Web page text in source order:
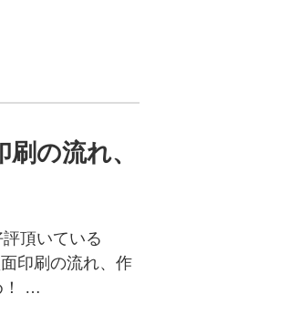
の流れ、
頂いている
印刷の流れ、作
！ …